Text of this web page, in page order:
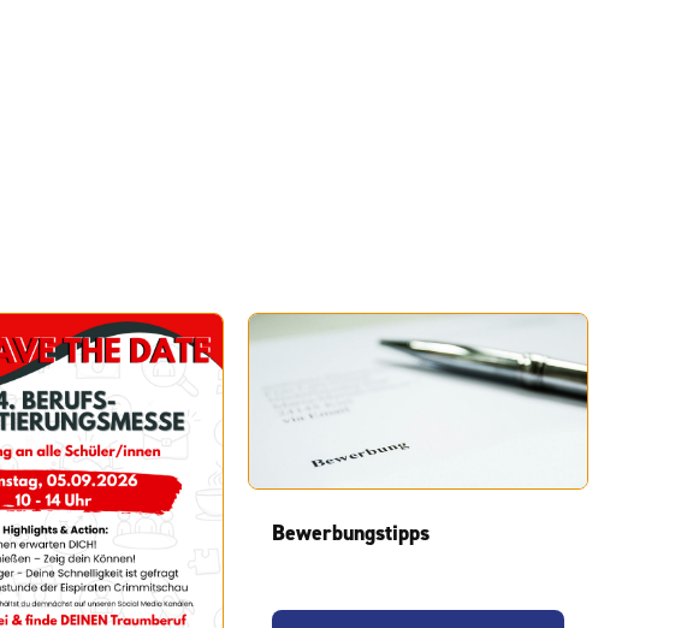
Bewerbungstipps